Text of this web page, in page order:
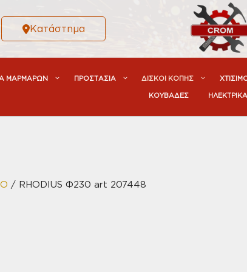
Κατάστημα
ΜΑΡΜΑΡΩΝ ΠΡΟΣΤΑΣΙΑ ΔΙΣΚΟΙ ΚΟΠΗΣ
ΚΟΥΒΑΔΕΣ
/ RHODIUS Φ230 art 207448